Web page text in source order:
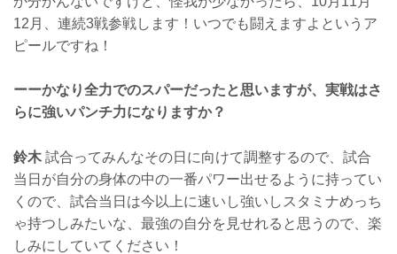
12月、連続3戦参戦します！いつでも闘えますよというア
ピールですね！
ーーかなり全力でのスパーだったと思いますが、実戦はさ
らに強いパンチ力になりますか？
鈴木 試合ってみんなその日に向けて調整するので、試合
当日が自分の身体の中の一番パワー出せるように持ってい
くので、試合当日は今以上に速いし強いしスタミナめっち
ゃ持つしみたいな、最強の自分を見せれると思うので、楽
しみにしていてください！